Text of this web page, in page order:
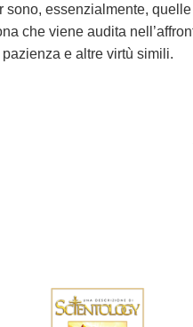
sono, essenzialmente,
che viene audita
e altre virtù simili.